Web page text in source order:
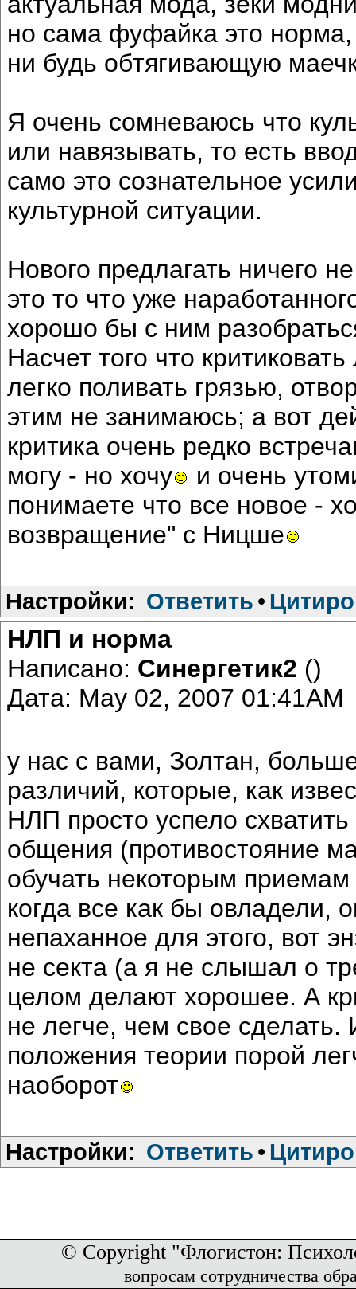
но сама фуфайка это
ни будь обтягивающую
Я очень сомневаюсь что
или навязывать, то есть
само это сознательное
культурной ситуации.
Нового предлагать ничего
это то что уже
хорошо бы с ним
Насчет того что
легко поливать грязью,
этим не занимаюсь; а вот
критика очень редко
могу - но хочу
и очень
понимаете что все новое -
возвращение" с Ницше
Настройки: Ответить •
НЛП и норма
Написано: Синергетик2 ()
Дата: May 02, 2007 01:41AM
у нас с вами, Золтан,
различий, которые, как
НЛП просто успело
общения (противостояние
обучать некоторым
когда все как бы овладели,
непаханное для этого, вот
не секта (а я не слышал о
целом делают хорошее. А
не легче, чем свое
положения теории порой
наоборот
Настройки: Ответить •
© Copyright "Флогистон:
вопросам сотрудничества